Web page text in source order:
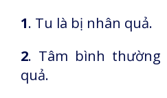
1. Tu là bị nhân quả.
2. Tâm bình
quả.